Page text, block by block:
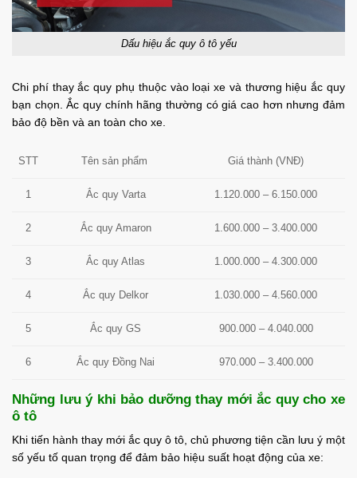
Dấu hiệu ắc quy ô tô yếu
Chi phí thay ắc quy phụ thuộc vào loại xe và thương hiệu ắc quy
bạn chọn. Ắc quy chính hãng thường có giá cao hơn nhưng đảm
bảo độ bền và an toàn cho xe.
STT Tên sản phẩm Giá thành (VNĐ)
1 Ắc quy Varta 1.120.000 – 6.150.000
2 Ắc quy Amaron 1.600.000 – 3.400.000
3 Ắc quy Atlas 1.000.000 – 4.300.000
4 Ắc quy Delkor 1.030.000 – 4.560.000
5 Ắc quy GS 900.000 – 4.040.000
6 Ắc quy Đồng Nai 970.000 – 3.400.000
Những lưu ý khi bảo dưỡng thay mới ắc quy cho xe
ô tô
Khi tiến hành thay mới ắc quy ô tô, chủ phương tiện cần lưu ý một
số yếu tố quan trọng để đảm bảo hiệu suất hoạt động của xe: